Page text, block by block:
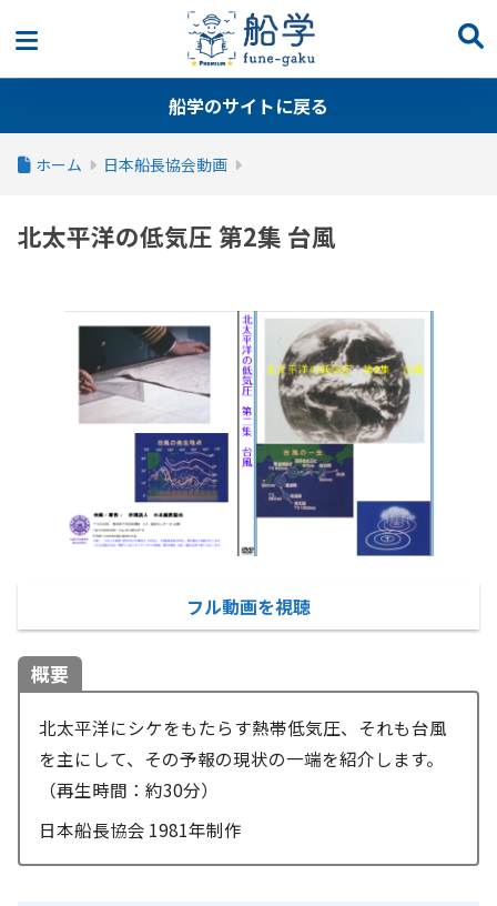
船学のサイトに戻る
ホーム 日本船長協会動画
北太平洋の低気圧 第2集 台風
フル動画を視聴
概要
北太平洋にシケをもたらす熱帯低気圧、それも台風
を主にして、その予報の現状の一端を紹介します。
（再生時間：約30分）
日本船長協会 1981年制作